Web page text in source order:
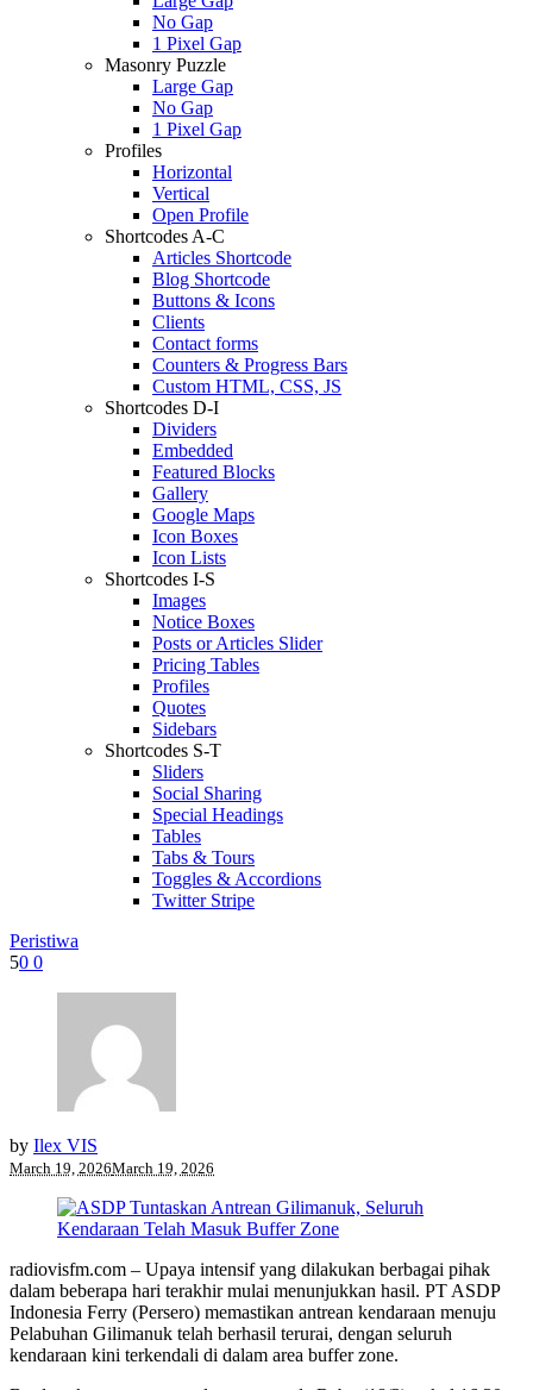
No Gap
1 Pixel Gap
Masonry Puzzle
Large Gap
No Gap
1 Pixel Gap
Profiles
Horizontal
Vertical
Open Profile
Shortcodes A-C
Articles Shortcode
Blog Shortcode
Buttons & Icons
Clients
Contact forms
Counters & Progress Bars
Custom HTML, CSS, JS
Shortcodes D-I
Dividers
Embedded
Featured Blocks
Gallery
Google Maps
Icon Boxes
Icon Lists
Shortcodes I-S
Images
Notice Boxes
Posts or Articles Slider
Pricing Tables
Profiles
Quotes
Sidebars
Shortcodes S-T
Sliders
Social Sharing
Special Headings
Tables
Tabs & Tours
Toggles & Accordions
Twitter Stripe
Peristiwa
50 0
by Ilex VIS
March 19, 2026March 19, 2026
radiovisfm.com – Upaya intensif yang dilakukan berbagai pihak
dalam beberapa hari terakhir mulai menunjukkan hasil. PT ASDP
Indonesia Ferry (Persero) memastikan antrean kendaraan menuju
Pelabuhan Gilimanuk telah berhasil terurai, dengan seluruh
kendaraan kini terkendali di dalam area buffer zone.